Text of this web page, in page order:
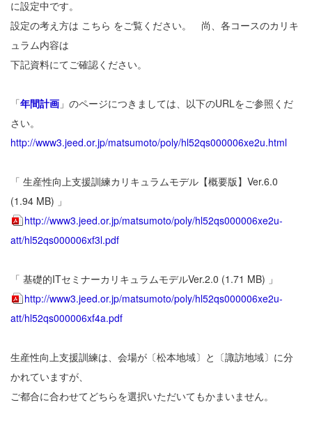
に設定中です。
設定の考え方は こちら をご覧ください。 尚、各コースのカリキ
ュラム内容は
下記資料にてご確認ください。
「年間計画 」のページにつきましては、以下のURLをご参照くだ
さい。
http://www3.jeed.or.jp/matsumoto/poly/hl52qs000006xe2u.html
「 生産性向上支援訓練カリキュラムモデル【概要版】Ver.6.0
(1.94 MB) 」
http://www3.jeed.or.jp/matsumoto/poly/hl52qs000006xe2u-
att/hl52qs000006xf3l.pdf
「 基礎的ITセミナーカリキュラムモデルVer.2.0 (1.71 MB) 」
http://www3.jeed.or.jp/matsumoto/poly/hl52qs000006xe2u-
att/hl52qs000006xf4a.pdf
生産性向上支援訓練は、会場が〔松本地域〕と〔諏訪地域〕に分
かれていますが、
ご都合に合わせてどちらを選択いただいてもかまいません。